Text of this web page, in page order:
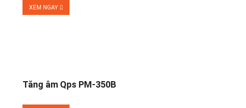
XEM NGAY
Tăng âm Qps PM-350B